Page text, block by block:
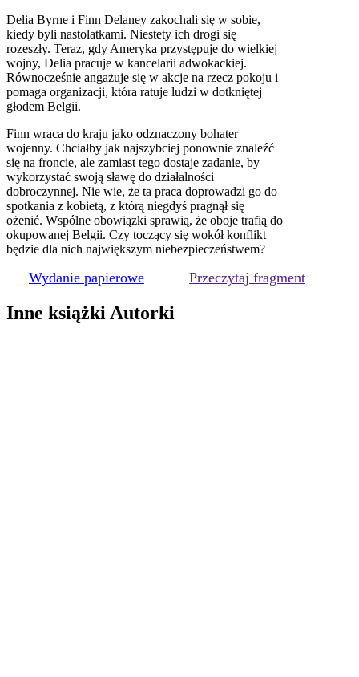
Delia Byrne i Finn Delaney zakochali się w sobie,
kiedy byli nastolatkami. Niestety ich drogi się
rozeszły. Teraz, gdy Ameryka przystępuje do wielkiej
wojny, Delia pracuje w kancelarii adwokackiej.
Równocześnie angażuje się w akcje na rzecz pokoju i
pomaga organizacji, która ratuje ludzi w dotkniętej
głodem Belgii.
Finn wraca do kraju jako odznaczony bohater
wojenny. Chciałby jak najszybciej ponownie znaleźć
się na froncie, ale zamiast tego dostaje zadanie, by
wykorzystać swoją sławę do działalności
dobroczynnej. Nie wie, że ta praca doprowadzi go do
spotkania z kobietą, z którą niegdyś pragnął się
ożenić. Wspólne obowiązki sprawią, że oboje trafią do
okupowanej Belgii. Czy toczący się wokół konflikt
będzie dla nich największym niebezpieczeństwem?
Wydanie papierowe Przeczytaj fragment
Inne książki Autorki